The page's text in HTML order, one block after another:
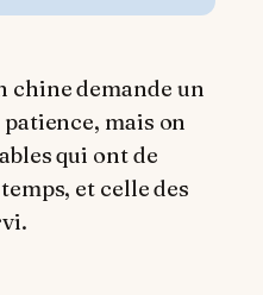
chine demande un
mais on
qui ont de
et celle des